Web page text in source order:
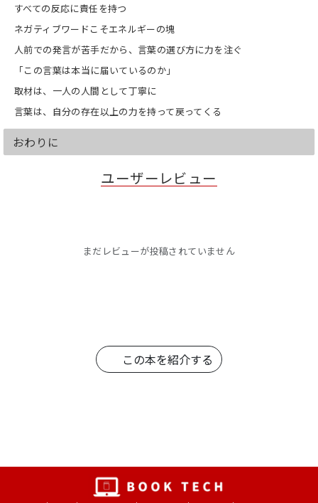
すべての反応に責任を持つ
ネガティブワードこそエネルギーの塊
人前での発言が苦手だから、言葉の選び方に力を注ぐ
「この言葉は本当に届いているのか」
取材は、一人の人間として丁寧に
言葉は、自分の存在以上の力を持って戻ってくる
おわりに
ユーザーレビュー
まだレビューが投稿されていません
この本を紹介する